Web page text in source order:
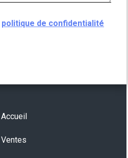
politique de confidentialité
Accueil
Ventes